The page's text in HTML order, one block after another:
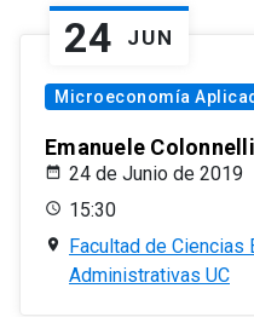
24 JUN
Microeconomía
Emanuele
24 de Junio de 2019
15:30
Facultad de Ciencias
Administrativas UC